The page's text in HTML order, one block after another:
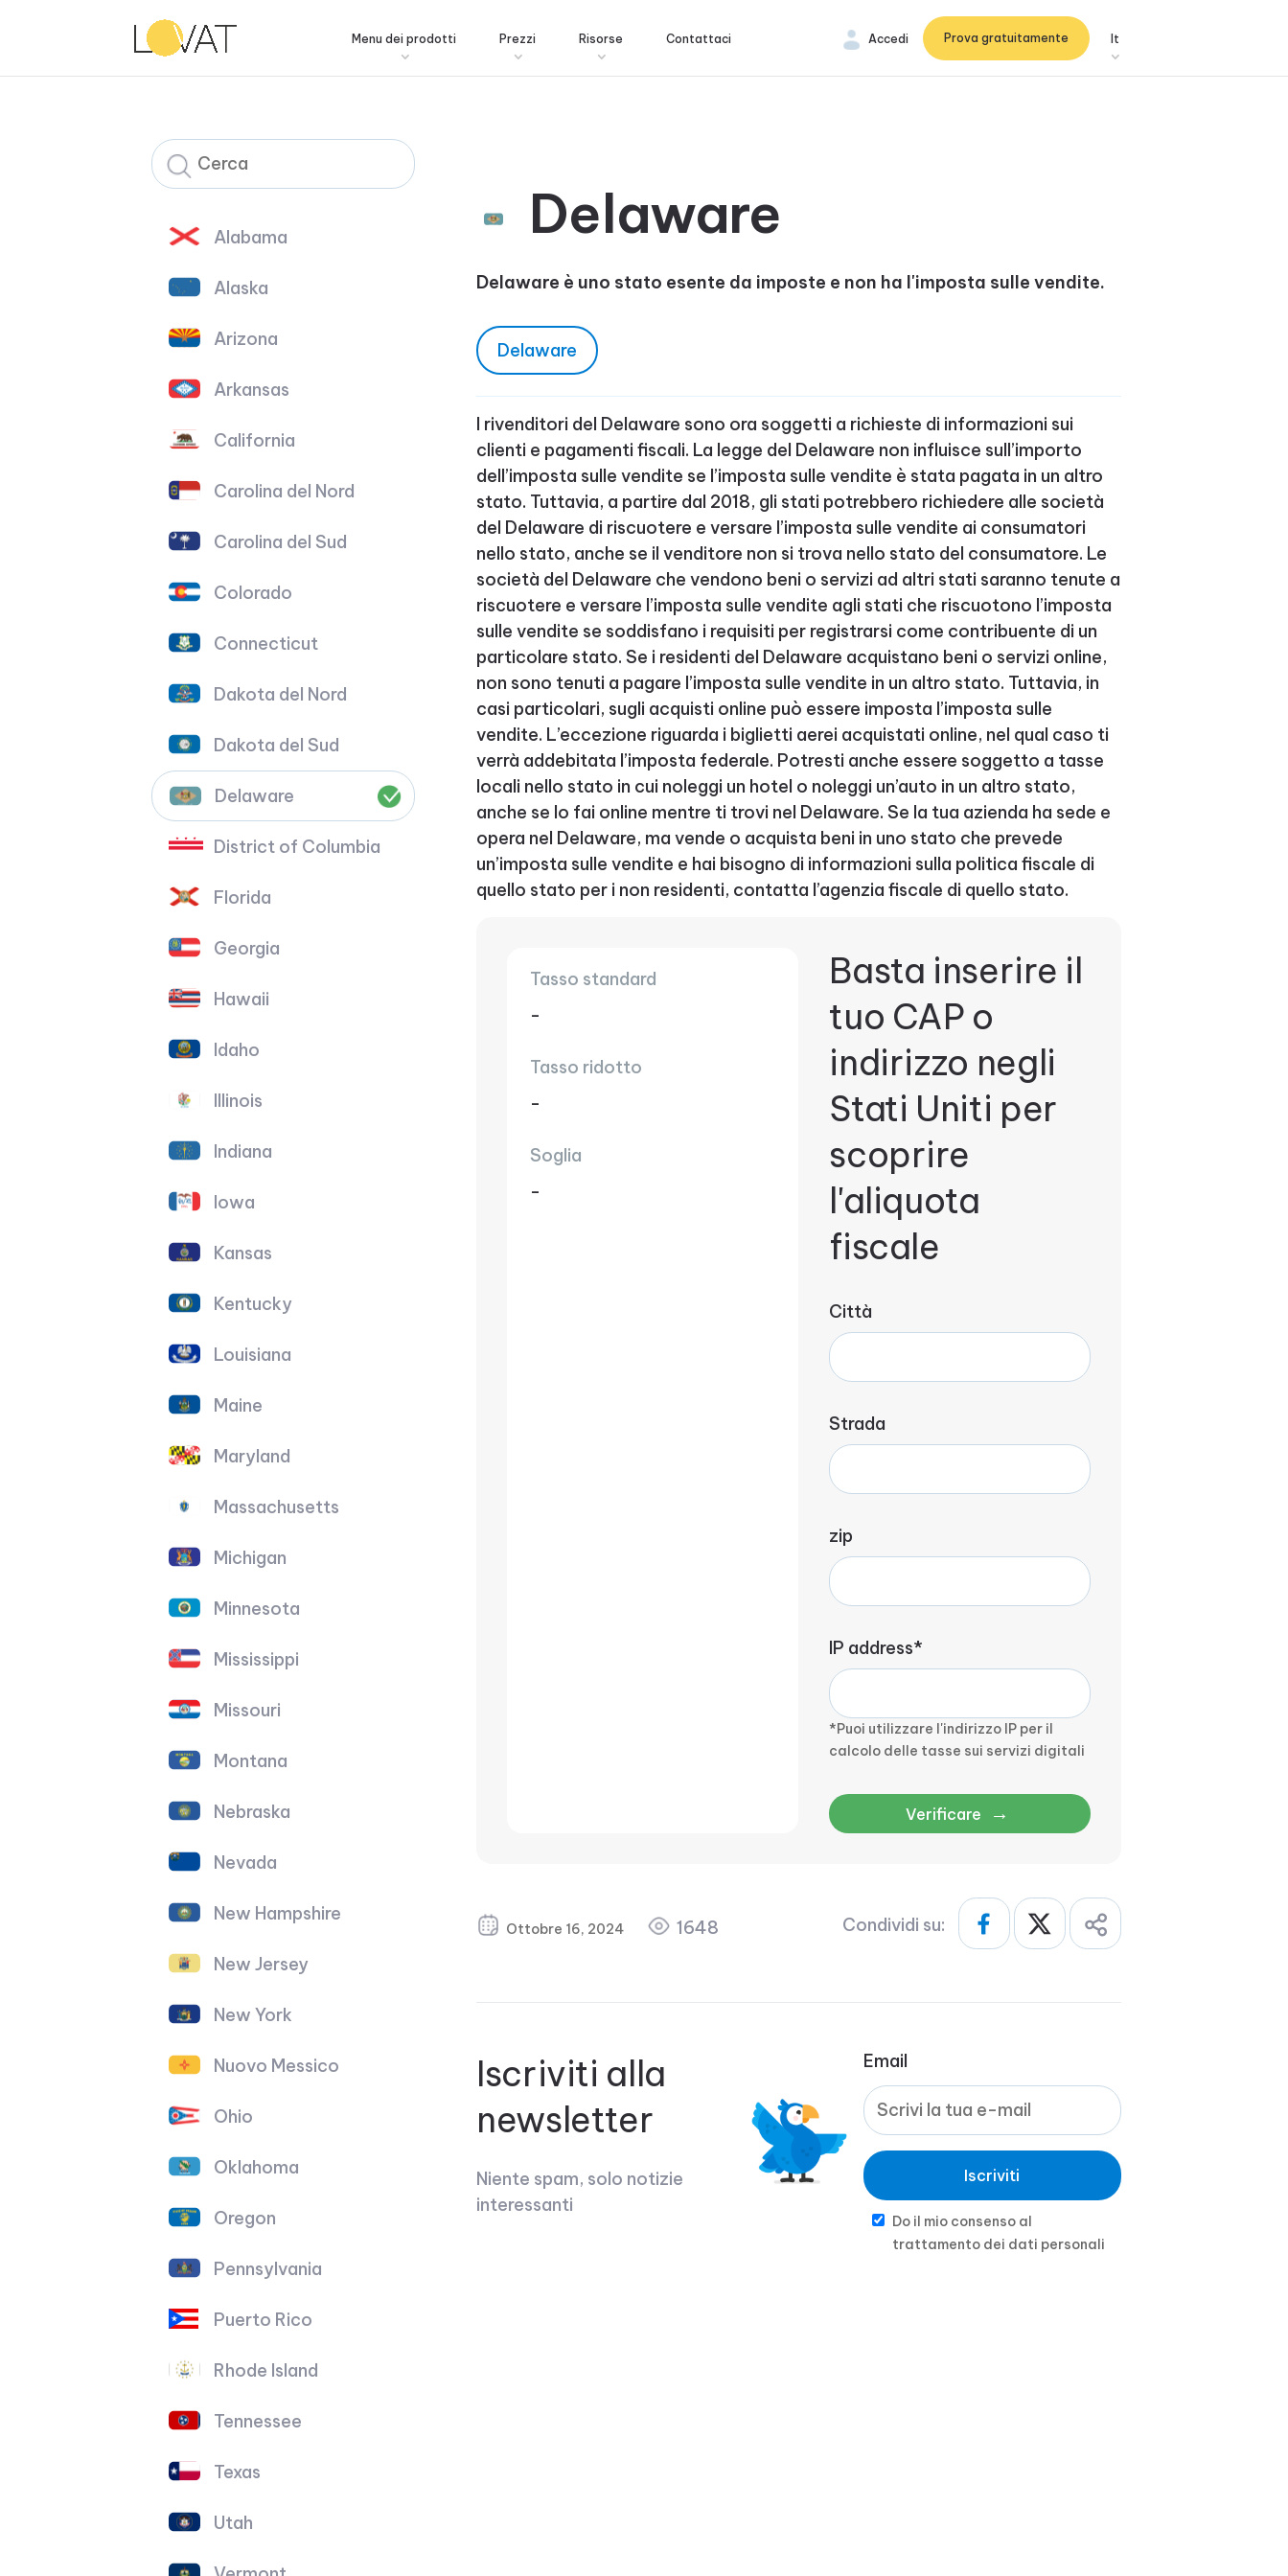
Menu dei prodotti Prezzi Risorse Contattaci It
Prova gratuitamente
Accedi
Alabama
Alaska
Arizona
Arkansas
California
Carolina del Nord
Carolina del Sud
Colorado
Connecticut
Dakota del Nord
Dakota del Sud
Delaware
District of Columbia
Florida
Georgia
Hawaii
Idaho
Illinois
Indiana
Iowa
Kansas
Kentucky
Louisiana
Maine
Maryland
Massachusetts
Michigan
Minnesota
Mississippi
Missouri
Montana
Nebraska
Nevada
New Hampshire
New Jersey
New York
Nuovo Messico
Ohio
Oklahoma
Oregon
Pennsylvania
Puerto Rico
Rhode Island
Tennessee
Texas
Utah
Delaware
Delaware è uno stato esente da imposte e non ha l'imposta sulle vendite.
Delaware
I rivenditori del Delaware sono ora soggetti a richieste di informazioni sui
clienti e pagamenti fiscali. La legge del Delaware non influisce sull’importo
dell’imposta sulle vendite se l’imposta sulle vendite è stata pagata in un altro
stato. Tuttavia, a partire dal 2018, gli stati potrebbero richiedere alle società
del Delaware di riscuotere e versare l’imposta sulle vendite ai consumatori
nello stato, anche se il venditore non si trova nello stato del consumatore. Le
società del Delaware che vendono beni o servizi ad altri stati saranno tenute a
riscuotere e versare l’imposta sulle vendite agli stati che riscuotono l’imposta
sulle vendite se soddisfano i requisiti per registrarsi come contribuente di un
particolare stato. Se i residenti del Delaware acquistano beni o servizi online,
non sono tenuti a pagare l’imposta sulle vendite in un altro stato. Tuttavia, in
casi particolari, sugli acquisti online può essere imposta l’imposta sulle
vendite. L’eccezione riguarda i biglietti aerei acquistati online, nel qual caso ti
verrà addebitata l’imposta federale. Potresti anche essere soggetto a tasse
locali nello stato in cui noleggi un hotel o noleggi un’auto in un altro stato,
anche se lo fai online mentre ti trovi nel Delaware. Se la tua azienda ha sede e
opera nel Delaware, ma vende o acquista beni in uno stato che prevede
un’imposta sulle vendite e hai bisogno di informazioni sulla politica fiscale di
quello stato per i non residenti, contatta l’agenzia fiscale di quello stato.
Tasso standard
-
Tasso ridotto
-
Soglia
-
Basta inserire il
tuo CAP o
indirizzo negli
Stati Uniti per
scoprire
l'aliquota
fiscale
Città
Strada
zip
IP address*
*Puoi utilizzare l'indirizzo IP per il
calcolo delle tasse sui servizi digitali
Verificare →
Ottobre 16, 2024 1648 Condividi su:
Iscriviti alla
newsletter
Niente spam, solo notizie
interessanti
Email
Iscriviti
Do il mio consenso al
trattamento dei dati personali